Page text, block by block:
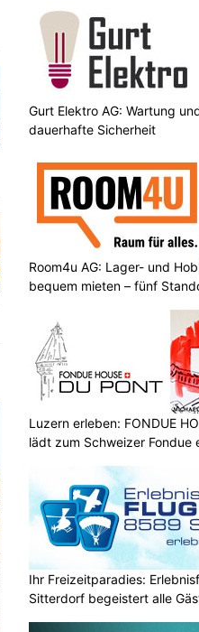
Gurt Elektro AG: Wartung
dauerhafte Sicherheit
Room4u AG: Lager- und
bequem mieten – fünf
Luzern erleben: FONDUE
lädt zum Schweizer Fondue
Ihr Freizeitparadies:
Sitterdorf begeistert alle